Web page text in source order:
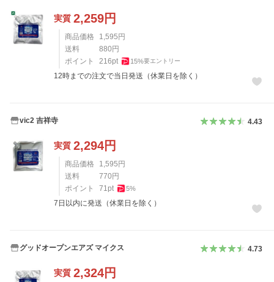
実質 2,259円
商品価格 1,595円
送料
880円
ポイント
216pt 15%要エントリー
12時までの注文で当日発送（休業日を除く）
vic2 吉祥寺 4.43
実質 2,294円
商品価格 1,595円
送料
770円
ポイント
71 pt 5%
7日以内に発送（休業日を除く）
グッドオープンエアズ マイクス 4.73
実質 2,324円